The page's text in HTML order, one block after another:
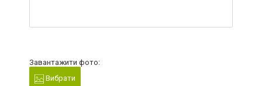
Завантажити фото:
Вибрати